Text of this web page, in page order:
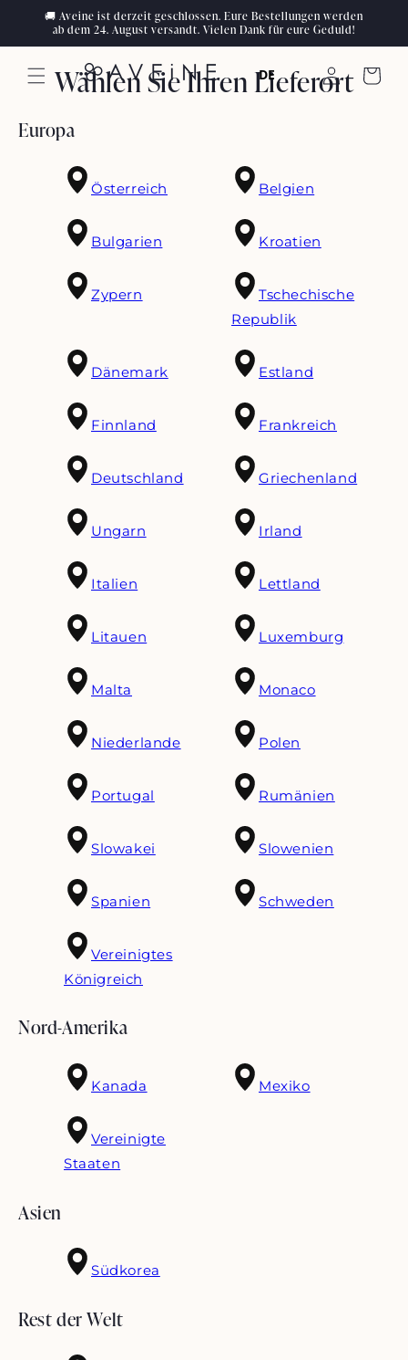
Inhalt
springen
Wählen Sie Ihren Lieferort
Europa
Österreich Belgien
Bulgarien Kroatien
Zypern
Tschechische
Republik
Dänemark Estland
Finnland Frankreich
Deutschland Griechenland
Ungarn Irland
Italien Lettland
Litauen Luxemburg
Malta Monaco
Niederlande Polen
Portugal Rumänien
Slowakei Slowenien
Spanien Schweden
Vereinigtes
Königreich
Nord-Amerika
Kanada Mexiko
Vereinigte
Staaten
Asien
Südkorea
Rest der Welt
🚚 Aveine ist derzeit geschlossen. Eure Bestellungen werden
ab dem 24. August versandt. Vielen Dank für eure Geduld!
DE EinloggenWagen